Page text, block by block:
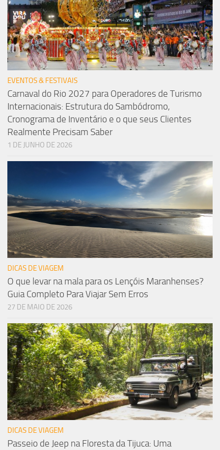
EVENTOS & FESTIVAIS
Carnaval do Rio 2027 para Operadores de Turismo
Internacionais: Estrutura do Sambódromo,
Cronograma de Inventário e o que seus Clientes
Realmente Precisam Saber
1 DE JUNHO DE 2026
DICAS DE VIAGEM
O que levar na mala para os Lençóis Maranhenses?
Guia Completo Para Viajar Sem Erros
27 DE MAIO DE 2026
DICAS DE VIAGEM
Passeio de Jeep na Floresta da Tijuca: Uma